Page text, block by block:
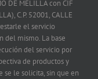
DE MELILLA con CIF
C.P. 52001, CALLE
el servicio
del mismo. La base
del servicio por
de productos y
se le solicita, sin que en